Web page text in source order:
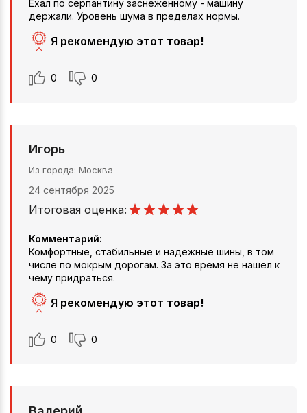
Ехал по серпантину заснеженному - машину
держали. Уровень шума в пределах нормы.
Я рекомендую этот товар!
0 0
Игорь
Из города Москва
24 сентября 2025
Итоговая оценка:
Комментарий:
Комфортные, стабильные и надежные шины, в том
числе по мокрым дорогам. За это время не нашел к
чему придраться.
Я рекомендую этот товар!
0 0